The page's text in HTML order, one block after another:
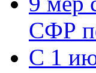
СФР
С 1